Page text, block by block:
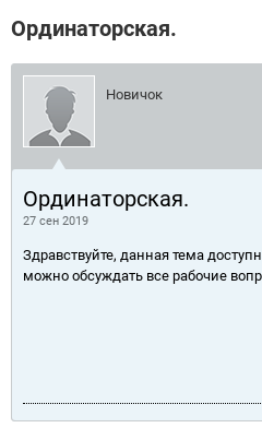
Ординаторская.
Новичок
Ординаторская.
27 сен 2019
Здравствуйте, данная тема
можно обсуждать все рабочие